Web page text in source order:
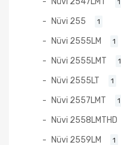
Nüvi 255 1
Nüvi 2555LM 1
Nüvi 2555LMT 1
Nüvi 2555LT 1
Nüvi 2557LMT 1
Nüvi 2558LMTHD
Nüvi 2559LM 1